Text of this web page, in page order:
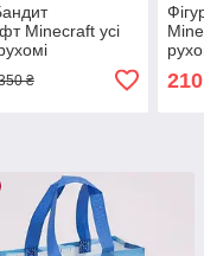
Minecraft усі
₴ 210